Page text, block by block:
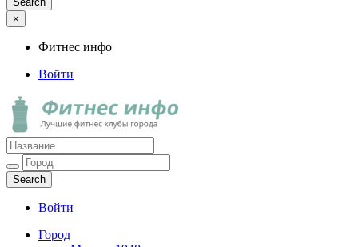
×
Фитнес инфо
Войти
Фитнес инфо
Лучшие фитнес клубы города
Войти
Город